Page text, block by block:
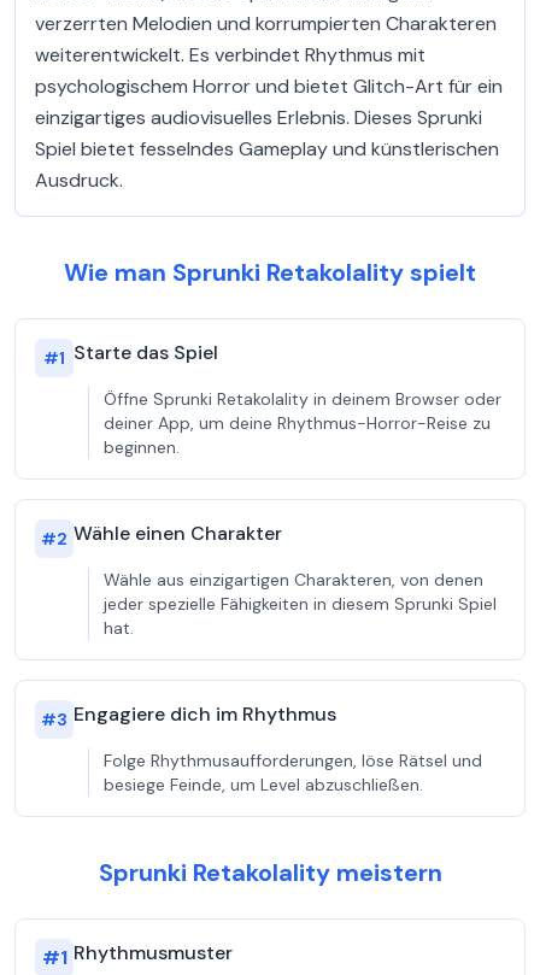
verzerrten Melodien und korrumpierten Charakteren
weiterentwickelt. Es verbindet Rhythmus mit
psychologischem Horror und bietet Glitch-Art für ein
einzigartiges audiovisuelles Erlebnis. Dieses Sprunki
Spiel bietet fesselndes Gameplay und künstlerischen
Ausdruck.
Wie man Sprunki Retakolality spielt
#1 Starte das Spiel
Öffne Sprunki Retakolality in deinem Browser oder
deiner App, um deine Rhythmus-Horror-Reise zu
beginnen.
#2 Wähle einen Charakter
Wähle aus einzigartigen Charakteren, von denen
jeder spezielle Fähigkeiten in diesem Sprunki Spiel
hat.
#3 Engagiere dich im Rhythmus
Folge Rhythmusaufforderungen, löse Rätsel und
besiege Feinde, um Level abzuschließen.
Sprunki Retakolality meistern
#1 Rhythmusmuster